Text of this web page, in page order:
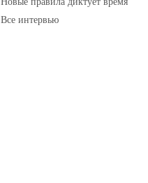
Все интервью